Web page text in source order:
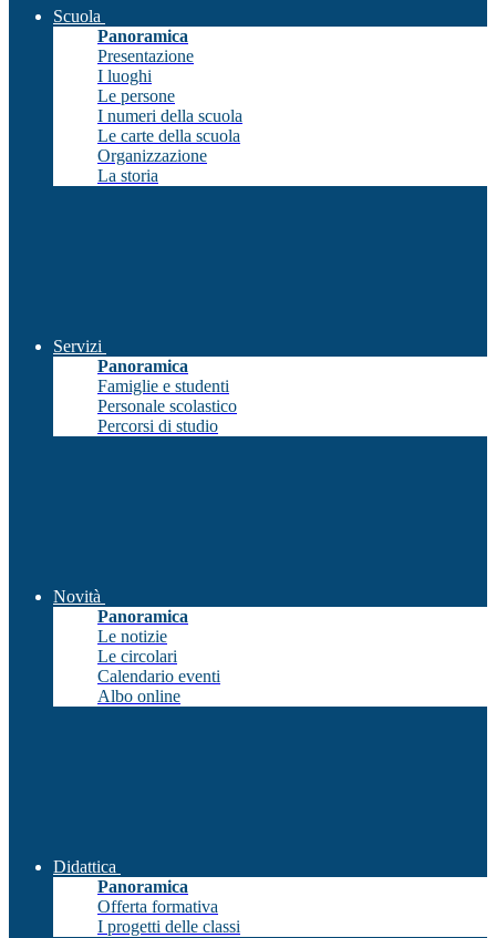
Scuola
Panoramica
Presentazione
I luoghi
Le persone
I numeri della scuola
Le carte della scuola
Organizzazione
La storia
Servizi
Panoramica
Famiglie e studenti
Personale scolastico
Percorsi di studio
Novità
Panoramica
Le notizie
Le circolari
Calendario eventi
Albo online
Didattica
Panoramica
Offerta formativa
I progetti delle classi